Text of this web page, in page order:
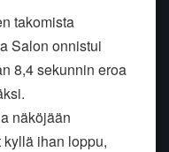
takomista
Salon onnistui
8,4 sekunnin eroa
näköjään
ihan loppu,